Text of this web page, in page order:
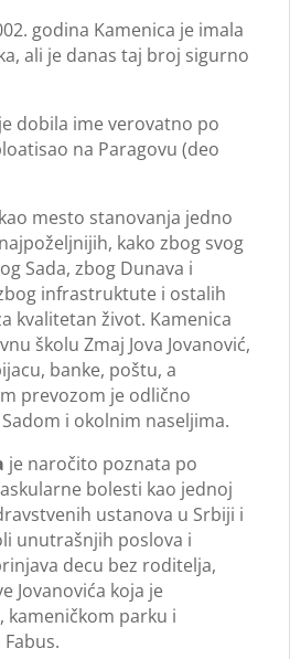
godina Kamenica je imala
ali je danas taj broj sigurno
dobila ime verovatno po
na Paragovu (deo
kao mesto stanovanja jedno
kako zbog svog
Sada, zbog Dunava i
infrastruktute i ostalih
kvalitetan život. Kamenica
školu Zmaj Jova Jovanović,
banke, poštu, a
prevozom je odlično
i okolnim naseljima.
je naročito poznata po
bolesti kao jednoj
ustanova u Srbiji i
unutrašnjih poslova i
decu bez roditelja,
Jovanovića koja je
kameničkom parku i